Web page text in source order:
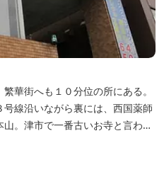
華街へも１０分位の所にある。
線沿いながら裏には、西国薬師
。津市で一番古いお寺と言われ